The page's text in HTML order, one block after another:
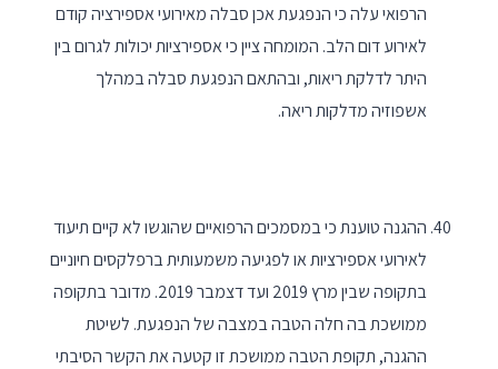
הרפואי עלה כי הנפגעת אכן סבלה מאירועי אספירציה קודם
לאירוע דום הלב. המומחה ציין כי אספירציות יכולות לגרום בין
היתר לדלקת ריאות, ובהתאם הנפגעת סבלה במהלך
אשפוזיה מדלקות ריאה.
ההגנה טוענת כי במסמכים הרפואיים שהוגשו לא קיים תיעוד
לאירועי אספירציות או לפגיעה משמעותית ברפלקסים חיוניים
בתקופה שבין מרץ 2019 ועד דצמבר 2019. מדובר בתקופה
ממושכת בה חלה הטבה במצבה של הנפגעת. לשיטת
ההגנה, תקופת הטבה ממושכת זו קטעה את הקשר הסיבתי